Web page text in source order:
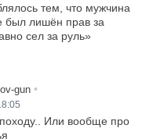
тем, что мужчина
был лишён прав за
сел за руль»
gun •
Или вообще про